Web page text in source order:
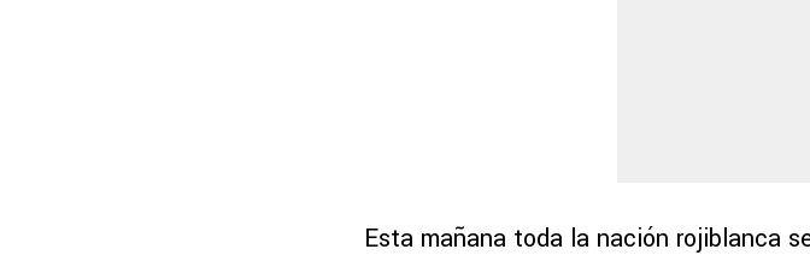
Esta mañana toda la nación rojiblanca